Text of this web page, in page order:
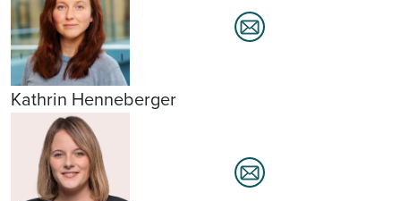
Kathrin Henneberger